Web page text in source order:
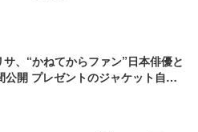
、“かねてからファン”日本俳優と
公開 プレゼントのジャケット自ら